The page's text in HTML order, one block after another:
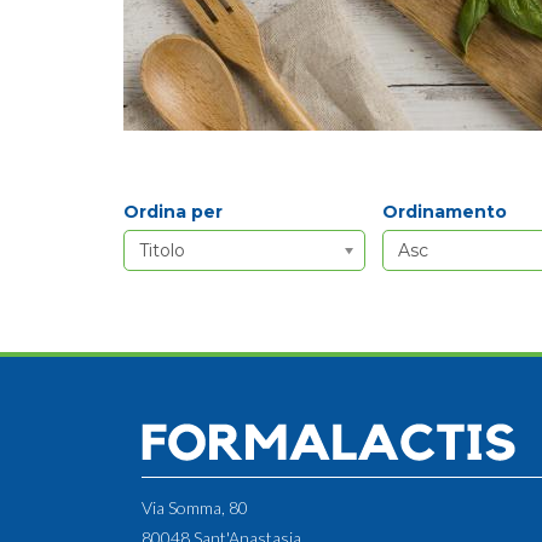
Ordina per
Titolo
Ordinamento
Asc
Via Somma, 80
80048 Sant'Anastasia